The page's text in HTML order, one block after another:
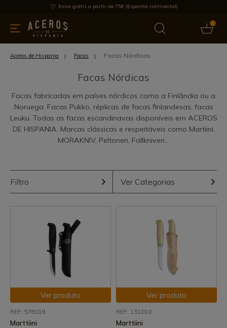
Envio grátis a partir de 75€ (Espanha continental)
0
& Utensílios de cozinha Oferece Últimas notícias
Aceros de Hispania Facas Facas Nórdicas
Facas Nórdicas
Facas fabricadas em países nórdicos como a Finlândia ou a
Noruega. Facas Pukko, réplicas de facas finlandesas, facas
Leuku. Todas as facas escandinavas disponíveis em ACEROS
DE HISPANIA. Marcas clássicas e respeitáveis como Martiini,
MORAKNIV, Peltonen, Fallkniven...
Filtro Ver Categorias
Ver produto
REF: 578019
Marttiini
Ver produto
REF: 131010
Marttiini